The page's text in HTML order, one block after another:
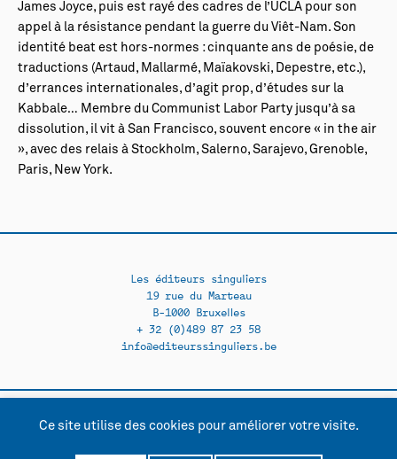
James Joyce, puis est rayé des cadres de l’UCLA pour son
appel à la résistance pendant la guerre du Viêt-Nam. Son
identité beat est hors-normes : cinquante ans de poésie, de
traductions (Artaud, Mallarmé, Maïakovski, Depestre, etc.),
d’errances internationales, d’agit prop, d’études sur la
Kabbale… Membre du Communist Labor Party jusqu’à sa
dissolution, il vit à San Francisco, souvent encore « in the air
», avec des relais à Stockholm, Salerno, Sarajevo, Grenoble,
Paris, New York.
Les éditeurs singuliers
19 rue du Marteau
B-1000 Bruxelles
+ 32 (0)489 87 23 58
info@editeurssinguliers.be
Instagram →
Contact
Politique de confidentialité
Ce site utilise des cookies pour améliorer votre visite.